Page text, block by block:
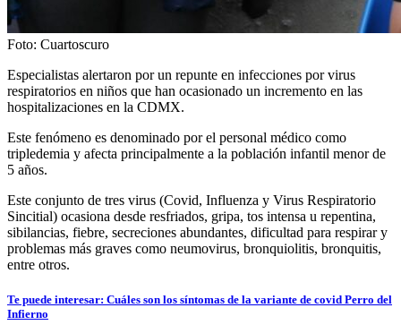
Foto: Cuartoscuro
Especialistas alertaron por un repunte en infecciones por virus
respiratorios en niños que han ocasionado un incremento en las
hospitalizaciones en la CDMX.
Este fenómeno es denominado por el personal médico como
tripledemia y afecta principalmente a la población infantil menor de
5 años.
Este conjunto de tres virus (Covid, Influenza y Virus Respiratorio
Sincitial) ocasiona desde resfriados, gripa, tos intensa u repentina,
sibilancias, fiebre, secreciones abundantes, dificultad para respirar y
problemas más graves como neumovirus, bronquiolitis, bronquitis,
entre otros.
Te puede interesar: Cuáles son los síntomas de la variante de covid Perro del
Infierno